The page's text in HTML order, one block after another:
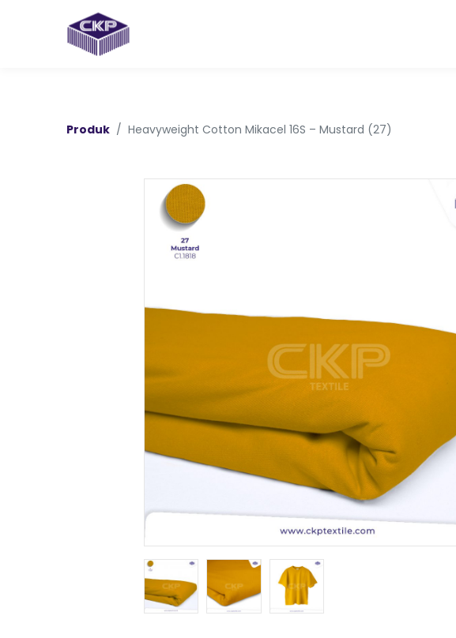
Produk Heavyweight Cotton Mikacel 16S – Mustard (27)